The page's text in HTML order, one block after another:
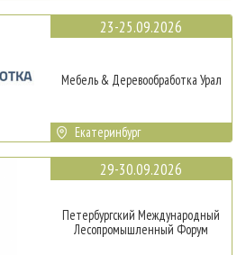
23-25.09.2026
Мебель & Деревообработка Урал
Екатеринбург
29-30.09.2026
Петербургский Международный
Лесопромышленный Форум